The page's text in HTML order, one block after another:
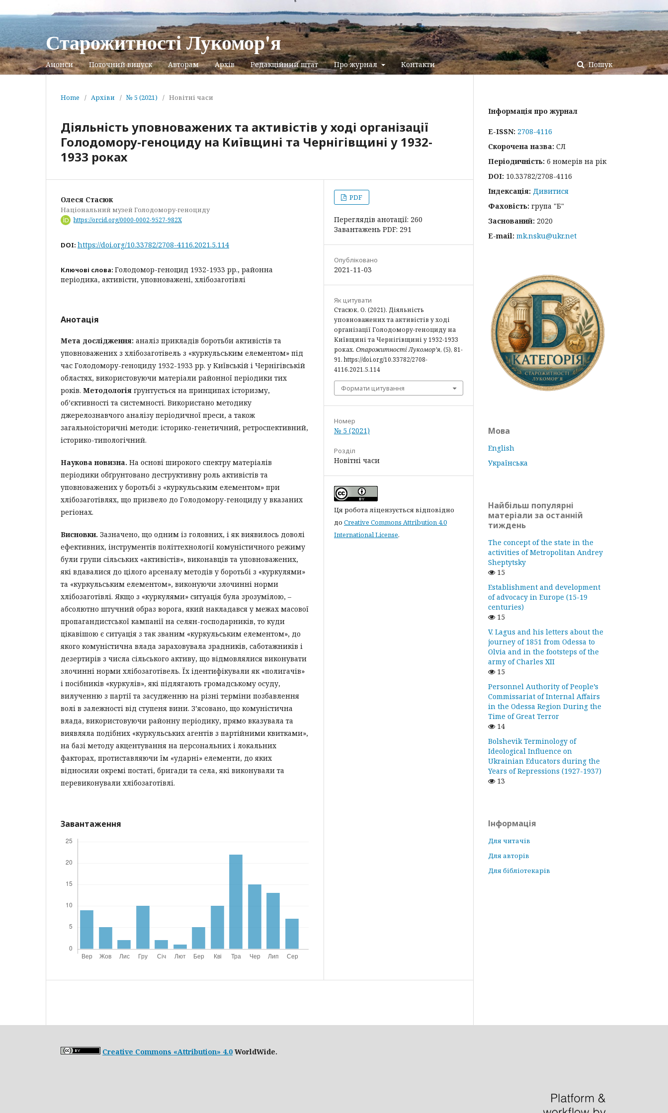
Старожитності Лукомор'я
Анонси Поточний випуск Авторам Архів Редакційний штат Про журнал Контакти Пошук
Home / Архіви / № 5 (2021) / Новітні часи
Діяльність уповноважених та активістів у ході організації
Голодомору-геноциду на Київщині та Чернігівщині у 1932-
1933 роках
Олеся Стасюк
Національний музей Голодомору-геноциду
https://orcid.org/0000-0002-9527-982X
DOI: https://doi.org/10.33782/2708-4116.2021.5.114
Ключові слова: Голодомор-геноцид 1932-1933 рр., районна
періодика, активісти, уповноважені, хлібозаготівлі
Анотація
Мета дослідження: аналіз прикладів боротьби активістів та
уповноважених з хлібозаготівель з «куркульським елементом» під
час Голодомору-геноциду 1932-1933 рр. у Київській і Чернігівській
областях, використовуючи матеріали районної періодики тих
років. Методологія ґрунтується на принципах історизму,
об’єктивності та системності. Використано методику
джерелознавчого аналізу періодичної преси, а також
загальноісторичні методи: історико-генетичний, ретроспективний,
історико-типологічний.
Наукова новизна. На основі широкого спектру матеріалів
періодики обґрунтовано деструктивну роль активістів та
уповноважених у боротьбі з «куркульським елементом» при
хлібозаготівлях, що призвело до Голодомору-геноциду у вказаних
регіонах.
Висновки. Зазначено, що одним із головних, і як виявилось доволі
ефективних, інструментів політтехнології комуністичного режиму
були групи сільських «активістів», виконавців та уповноважених,
які вдавалися до цілого арсеналу методів у боротьбі з «куркулями»
та «куркульським елементом», виконуючи злочинні норми
хлібозаготівлі. Якщо з «куркулями» ситуація була зрозумілою, –
абсолютно штучний образ ворога, який накладався у межах масової
пропагандистської кампанії на селян-господарників, то куди
цікавішою є ситуація з так званим «куркульським елементом», до
якого комуністична влада зараховувала зрадників, саботажників і
дезертирів з числа сільського активу, що відмовлялися виконувати
злочинні норми хлібозаготівель. Їх ідентифікували як «полигачів»
і посібників «куркулів», які підлягають громадському осуду,
вилученню з партії та засудженню на різні терміни позбавлення
волі в залежності від ступеня вини. З’ясовано, що комуністична
влада, використовуючи районну періодику, прямо вказувала та
виявляла подібних «куркульських агентів з партійними квитками»,
на базі методу акцентування на персональних і локальних
факторах, протиставляючи їм «ударні» елементи, до яких
відносили окремі постаті, бригади та села, які виконували та
перевиконували хлібозаготівлі.
Завантаження
PDF
Переглядів анотації: 260
Завантажень PDF: 291
Опубліковано
2021-11-03
Як цитувати
Стасюк, О. (2021). Діяльність
уповноважених та активістів у ході
організації Голодомору-геноциду на
Київщині та Чернігівщині у 1932-1933
роках. Старожитності Лукомор’я, (5), 81-
91. https://doi.org/10.33782/2708-
4116.2021.5.114
Формати цитування
Номер
№ 5 (2021)
Розділ
Новітні часи
Ця робота ліцензується відповідно
до Creative Commons Attribution 4.0
International License.
Інформація про журнал
E-ISSN: 2708-4116
Скорочена назва: СЛ
Періодичність: 6 номерів на рік
DOI: 10.33782/2708-4116
Індексація: Дивитися
Фаховість: група "Б"
Заснований: 2020
E-mail: mk.nsku@ukr.net
Мова
English
Українська
Найбільш популярні
матеріали за останній
тиждень
The concept of the state in the
activities of Metropolitan Andrey
Sheptytsky
15
Establishment and development
of advocacy in Europe (15-19
centuries)
15
V. Lagus and his letters about the
journey of 1851 from Odessa to
Olvia and in the footsteps of the
army of Charles XII
15
Personnel Authority of People’s
Commissariat of Internal Affairs
in the Odessa Region During the
Time of Great Terror
14
Bolshevik Terminology of
Ideological Influence on
Ukrainian Educators during the
Years of Repressions (1927-1937)
13
Інформація
Для читачів
Для авторів
Для бібліотекарів
Creative Commons «Attribution» 4.0 WorldWide.